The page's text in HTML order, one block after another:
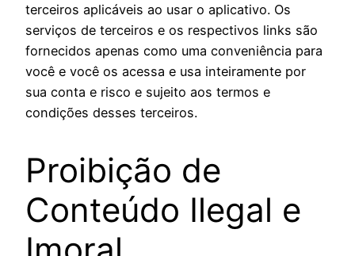
terceiros aplicáveis ao usar o aplicativo. Os
serviços de terceiros e os respectivos links são
fornecidos apenas como uma conveniência para
você e você os acessa e usa inteiramente por
sua conta e risco e sujeito aos termos e
condições desses terceiros.
Proibição de
Conteúdo Ilegal e